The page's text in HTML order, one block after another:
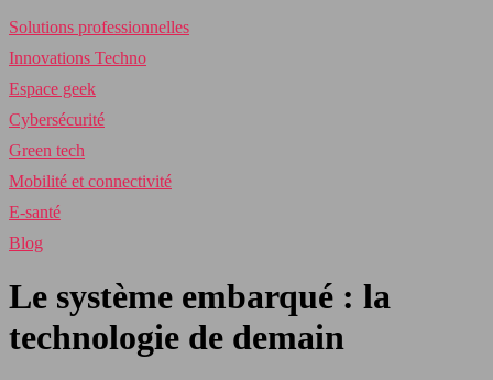
Solutions professionnelles
Innovations Techno
Espace geek
Cybersécurité
Green tech
Mobilité et connectivité
E-santé
Blog
Le système embarqué : la
technologie de demain